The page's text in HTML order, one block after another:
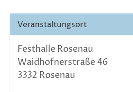
Veranstaltungsort
Festhalle Rosenau
Waidhofnerstraße 46
3332 Rosenau